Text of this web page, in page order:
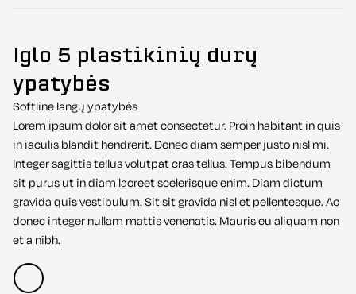
Iglo 5 plastikinių durų
ypatybės
Softline langų ypatybės
Lorem ipsum dolor sit amet consectetur. Proin habitant in quis
in iaculis blandit hendrerit. Donec diam semper justo nisl mi.
Integer sagittis tellus volutpat cras tellus. Tempus bibendum
sit purus ut in diam laoreet scelerisque enim. Diam dictum
gravida quis vestibulum. Sit sit gravida nisl et pellentesque. Ac
donec integer nullam mattis venenatis. Mauris eu aliquam non
et a nibh.